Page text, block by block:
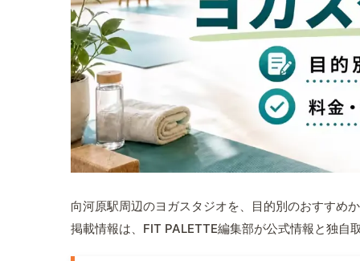
向河原駅周辺のヨガスタジオを、目的別のおすすめ
掲載情報は、FIT PALETTE編集部が公式情報と独自